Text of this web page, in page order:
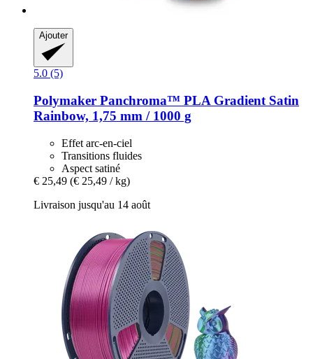
Ajouter
5.0 (5)
Polymaker Panchroma™ PLA Gradient Satin
Rainbow, 1,75 mm / 1000 g
Effet arc-en-ciel
Transitions fluides
Aspect satiné
€ 25,49 (€ 25,49 / kg)
Livraison jusqu'au 14 août